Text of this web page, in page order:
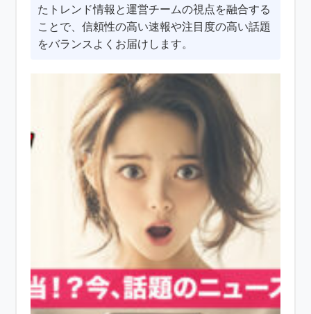
たトレンド情報と運営チームの視点を融合する
ことで、信頼性の高い速報や注目度の高い話題
をバランスよくお届けします。